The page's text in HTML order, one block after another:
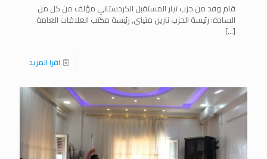
قام وفد من حزب تيار المستقبل الكردستاني مؤلف من كل من
السادة: رئيسة الحزب نارين متيني, رئيسة مكتب العلاقات العامة
[…]
اقرا المزيد